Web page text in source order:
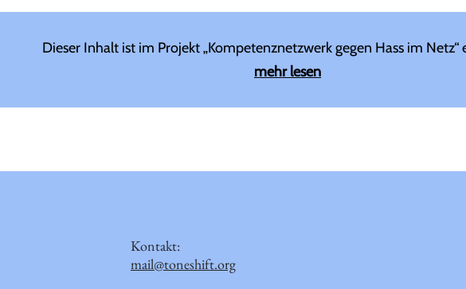
Dieser Inhalt ist im Projekt „Kompetenznetzwerk gegen Hass im Netz“
mehr lesen
Kontakt:
mail@toneshift.org